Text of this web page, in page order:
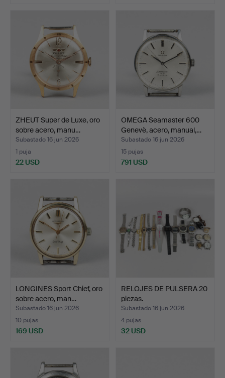
ZHEUT Super de Luxe, oro
sobre acero, manu…
Subastado 16 jun 2026
1 puja
22 USD
OMEGA Seamaster 600
Genevè, acero, manual,…
Subastado 16 jun 2026
15 pujas
791 USD
LONGINES Sport Chief, oro
sobre acero, man…
Subastado 16 jun 2026
10 pujas
169 USD
RELOJES DE PULSERA 20
piezas.
Subastado 16 jun 2026
4 pujas
32 USD